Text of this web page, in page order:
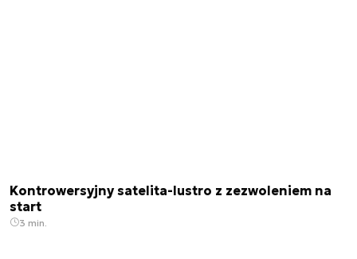
Kontrowersyjny satelita-lustro z zezwoleniem na
start
3 min.